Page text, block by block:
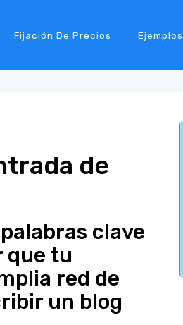
Fijación De Precios Ejemplos
de
clave
que tu
red de
un blog